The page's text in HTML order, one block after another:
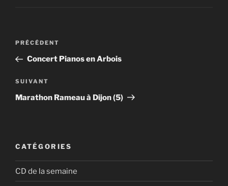
Navigation
l’article
Article
précédent
PRÉCÉDENT
Concert Pianos en Arbois
Article
suivant
SUIVANT
Marathon Rameau à Dijon (5)
CATÉGORIES
CD de la semaine